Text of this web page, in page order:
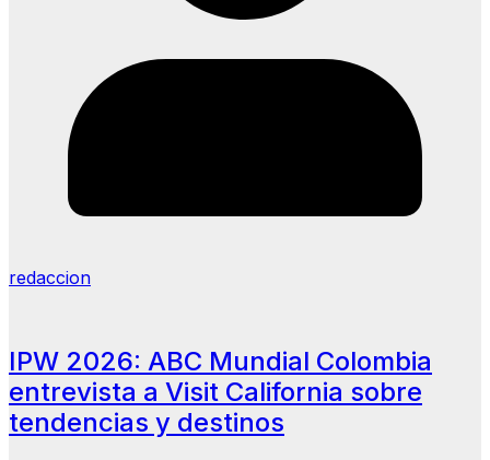
redaccion
IPW 2026: ABC Mundial Colombia
entrevista a Visit California sobre
tendencias y destinos